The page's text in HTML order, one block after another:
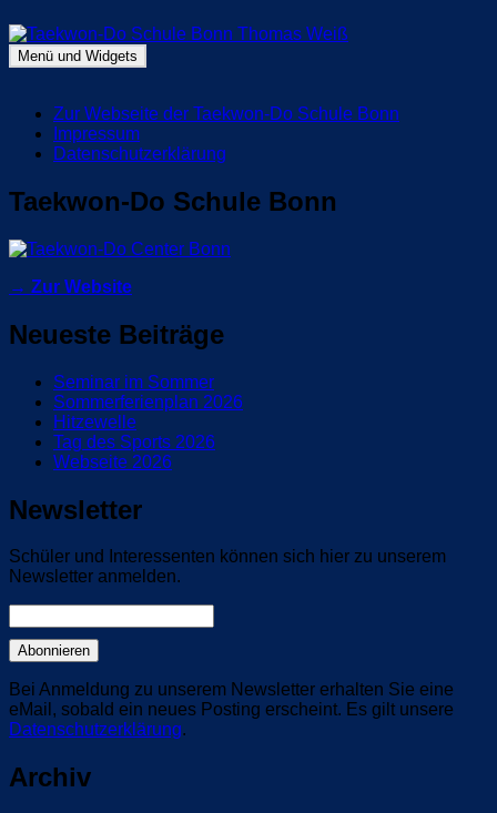
Inhalt
springen
Taekwon-Do Schule Bonn Thomas Weiß
Blog Taekwon-Do Schule Bonn
Menü und Widgets
Zur Webseite der Taekwon-Do Schule Bonn
Impressum
Datenschutzerklärung
Taekwon-Do Schule Bonn
→ Zur Website
Neueste Beiträge
Seminar im Sommer
Sommerferienplan 2026
Hitzewelle
Tag des Sports 2026
Webseite 2026
Newsletter
Schüler und Interessenten können sich hier zu unserem
Newsletter anmelden.
Bei Anmeldung zu unserem Newsletter erhalten Sie eine
eMail, sobald ein neues Posting erscheint. Es gilt unsere
Datenschutzerklärung.
Archiv